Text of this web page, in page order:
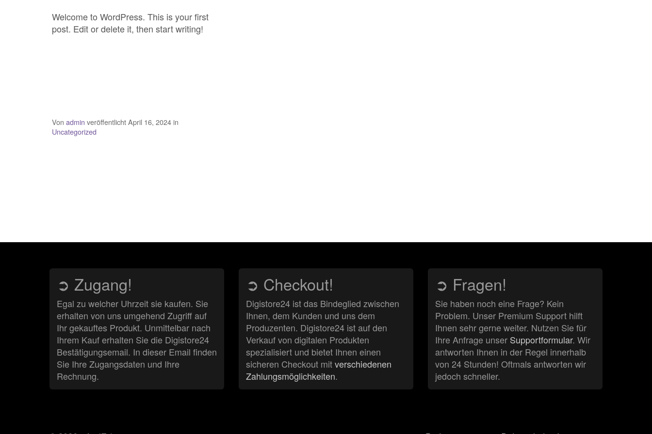
Welcome to WordPress. This is your first
post. Edit or delete it, then start writing!
Von admin veröffentlicht April 16, 2024 in
Uncategorized
➲ Zugang!
Egal zu welcher Uhrzeit sie kaufen. Sie
erhalten von uns umgehend Zugriff auf
Ihr gekauftes Produkt. Unmittelbar nach
Ihrem Kauf erhalten Sie die Digistore24
Bestätigungsemail. In dieser Email finden
Sie Ihre Zugangsdaten und Ihre
Rechnung.
➲ Checkout!
Digistore24 ist das Bindeglied zwischen
Ihnen, dem Kunden und uns dem
Produzenten. Digistore24 ist auf den
Verkauf von digitalen Produkten
spezialisiert und bietet Ihnen einen
sicheren Checkout mitverschiedenen
Zahlungsmöglichkeiten.
➲ Fragen!
Sie haben noch eine Frage? Kein
Problem. Unser Premium Support hilft
Ihnen sehr gerne weiter. Nutzen Sie für
Ihre Anfrage unser Supportformular. Wir
antworten Ihnen in der Regel innerhalb
von 24 Stunden! Oftmals antworten wir
jedoch schneller.